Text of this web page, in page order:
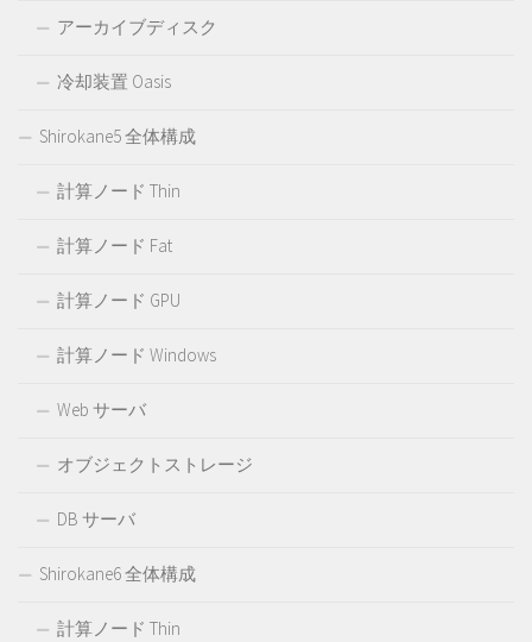
アーカイブディスク
冷却装置 Oasis
Shirokane5 全体構成
計算ノード Thin
計算ノード Fat
計算ノード GPU
計算ノード Windows
Web サーバ
オブジェクトストレージ
DB サーバ
Shirokane6 全体構成
計算ノード Thin